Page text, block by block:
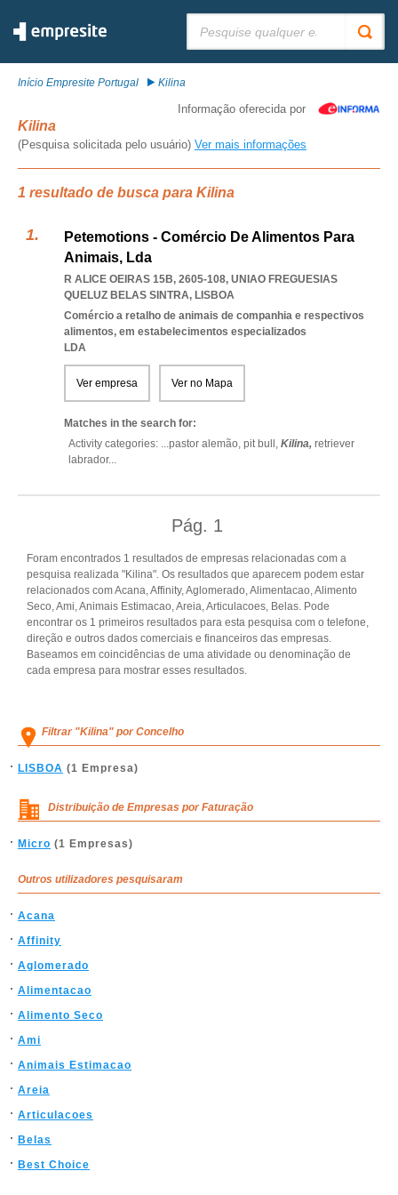
Início Empresite Portugal Kilina
Informação oferecida por
Kilina
(Pesquisa solicitada pelo usuário) Ver mais informações
1 resultado de busca para Kilina
Petemotions - Comércio De Alimentos Para
Animais, Lda
R ALICE OEIRAS 15B, 2605-108, UNIAO FREGUESIAS
QUELUZ BELAS SINTRA, LISBOA
Comércio a retalho de animais de companhia e respectivos
alimentos, em estabelecimentos especializados
LDA
Ver empresa Ver no Mapa
Matches in the search for:
Activity categories: ...pastor alemão, pit bull, Kilina, retriever
labrador...
Pág. 1
Foram encontrados 1 resultados de empresas relacionadas com a
pesquisa realizada "Kilina". Os resultados que aparecem podem estar
relacionados com Acana, Affinity, Aglomerado, Alimentacao, Alimento
Seco, Ami, Animais Estimacao, Areia, Articulacoes, Belas. Pode
encontrar os 1 primeiros resultados para esta pesquisa com o telefone,
direção e outros dados comerciais e financeiros das empresas.
Baseamos em coincidências de uma atividade ou denominação de
cada empresa para mostrar esses resultados.
Filtrar "Kilina" por Concelho
LISBOA (1 Empresa)
Distribuição de Empresas por Faturação
Micro (1 Empresas)
Outros utilizadores pesquisaram
Acana
Affinity
Aglomerado
Alimentacao
Alimento Seco
Ami
Animais Estimacao
Areia
Articulacoes
Belas
Best Choice